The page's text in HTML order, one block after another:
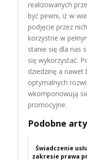
realizowanych
być pewni, iż w
podjęcie przez
korzystne w
stanie się dla nas
się wykorzystać.
dziedzinę a nawet
optymalnych
wkomponowują
promocyjne.
Podobne
Świadczenie
zakresie prawa